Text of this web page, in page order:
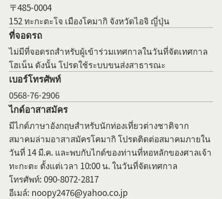
〒485-0004
152 ทะกะตะโจ เมืองโคมากิ จังหวัดไอจิ ญี่ปุ่น
ที่จอดรถ
ไม่มีที่จอดรถสำหรับผู้เข้าร่วมเทศกาลในวันที่จัดเทศกาล
โฮเน็น ดังนั้น โปรดใช้ระบบขนส่งสาธารณะ
เบอร์โทรศัพท์
0568-76-2906
ไกด์อาสาสมัคร
มีไกด์ภาษาอังกฤษสำหรับนักท่องเที่ยวต่างชาติจาก
สมาคมล่ามอาสาสมัครโคมากิ โปรดติดต่อสมาคมภายใน
วันที่ 14 มี.ค. และพบกับไกด์ของท่านที่หอหลักของศาลเจ้า
ทะกะตะ ตั้งแต่เวลา 10:00 น. ในวันที่จัดเทศกาล
โทรศัพท์: 090-8072-2817
อีเมล์: noopy2476@yahoo.co.jp